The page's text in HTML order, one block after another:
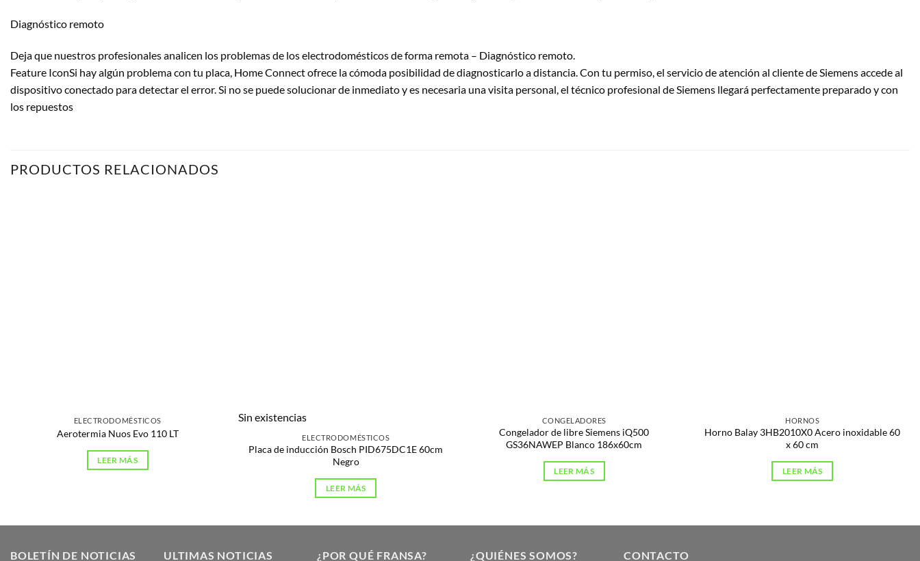
Diagnóstico remoto
Deja que nuestros profesionales analicen los problemas de los electrodomésticos de forma remota – Diagnóstico remoto.
Feature IconSi hay algún problema con tu placa, Home Connect ofrece la cómoda posibilidad de diagnosticarlo a distancia. Con tu permiso, el servicio de atención al cliente de Siemens accede al
dispositivo conectado para detectar el error. Si no se puede solucionar de inmediato y es necesaria una visita personal, el técnico profesional de Siemens llegará perfectamente preparado y con
los repuestos
PRODUCTOS RELACIONADOS
ELECTRODOMÉSTICOS
Aerotermia Nuos Evo 110 LT
LEER MÁS
Sin existencias
ELECTRODOMÉSTICOS
Placa de inducción Bosch PID675DC1E 60cm
Negro
LEER MÁS
CONGELADORES
Congelador de libre Siemens iQ500
GS36NAWEP Blanco 186x60cm
LEER MÁS
HORNOS
Horno Balay 3HB2010X0 Acero inoxidable 60
x 60 cm
LEER MÁS
BOLETÍN DE NOTICIAS ULTIMAS NOTICIAS ¿POR QUÉ FRANSA? ¿QUIÉNES SOMOS? CONTACTO